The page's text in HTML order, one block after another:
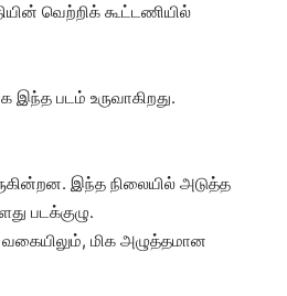
வெற்றிக் கூட்டணியில்
படம் உருவாகிறது.
இந்த நிலையில் அடுத்த
படக்குழு.
மிக அழுத்தமான